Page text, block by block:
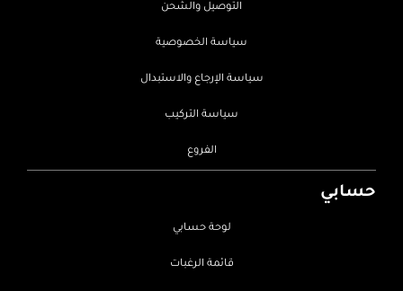
التوصيل والشحن
سياسة الخصوصية
سياسة الإرجاع والاستبدال
سياسة التركيب
الفروع
حسابي
لوحة حسابي
قائمة الرغبات